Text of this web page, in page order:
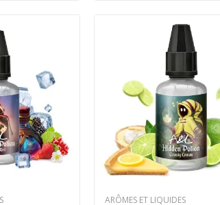
ARÔMES ET LIQUIDES